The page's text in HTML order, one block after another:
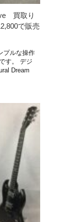
買取り
で販売
プルな操作
す。 デジ
Dream